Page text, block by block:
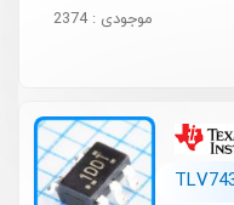
موجودی : 2374